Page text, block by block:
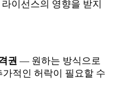
이선스의 영향을 받지
권 — 원하는 방식으로
적인 허락이 필요할 수